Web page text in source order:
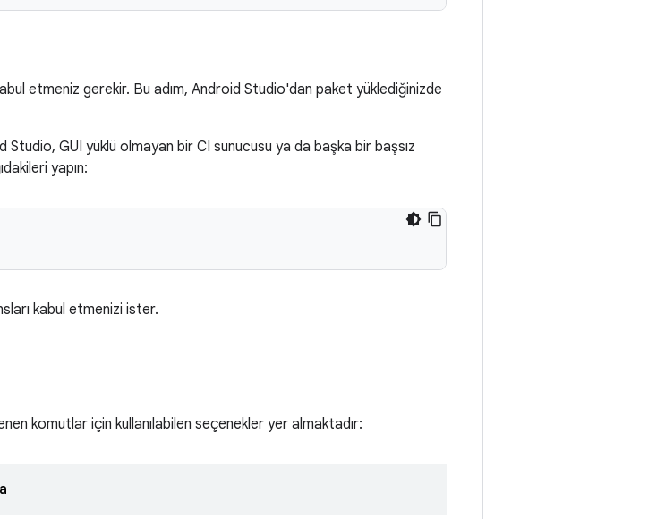
etmeniz gerekir. Bu adım, Android Studio'dan paket yüklediğinizde
GUI yüklü olmayan bir CI sunucusu ya da başka bir başsız
yapın:
kabul etmenizi ister.
komutlar için kullanılabilen seçenekler yer almaktadır: